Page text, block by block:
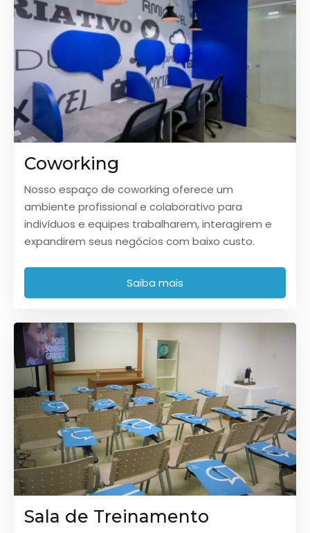
Coworking
Nosso espaço de coworking oferece um
ambiente profissional e colaborativo para
indivíduos e equipes trabalharem, interagirem e
expandirem seus negócios com baixo custo.
Saiba mais
Sala de Treinamento